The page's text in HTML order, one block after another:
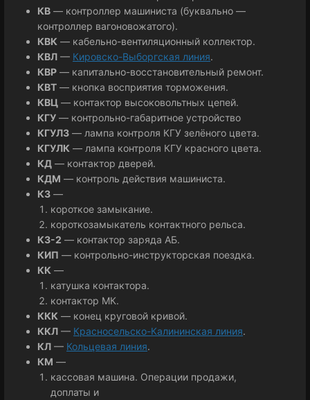
КВ — контроллер машиниста (буквально —
контроллер вагоновожатого).
КВК — кабельно-вентиляционный коллектор.
КВЛ — Кировско-Выборгская линия.
КВР — капитально-восстановительный ремонт.
КВТ — кнопка восприятия торможения.
КВЦ — контактор высоковольтных цепей.
КГУ — контрольно-габаритное устройство
КГУЛЗ — лампа контроля КГУ зелёного цвета.
КГУЛК — лампа контроля КГУ красного цвета.
КД — контактор дверей.
КДМ — контроль действия машиниста.
КЗ —
короткое замыкание.
короткозамыкатель контактного рельса.
КЗ-2 — контактор заряда АБ.
КИП — контрольно-инструкторская поездка.
КК —
катушка контактора.
контактор МК.
ККК — конец круговой кривой.
ККЛ — Красносельско-Калининская линия.
КЛ — Кольцевая линия.
КМ —
кассовая машина. Операции продажи,
доплаты и